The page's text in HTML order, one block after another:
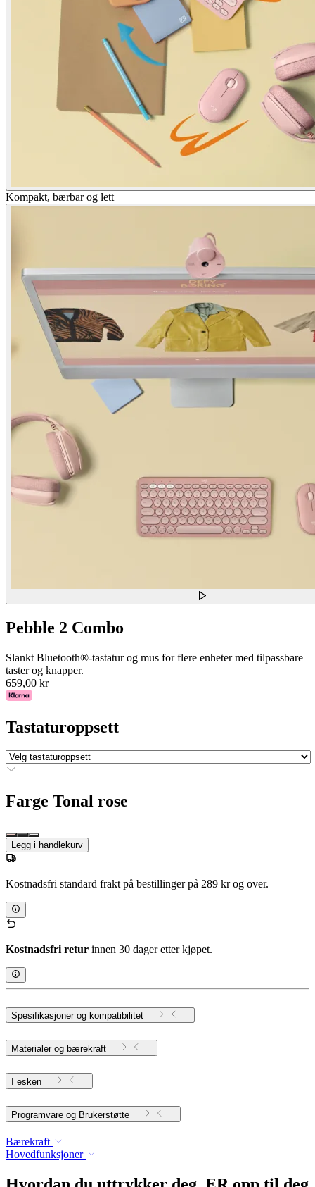
Kompakt, bærbar og lett
Pebble 2 Combo
Slankt Bluetooth®-tastatur og mus for flere enheter med tilpassbare
taster og knapper.
659,00 kr
Tastaturoppsett
Farge Tonal rose
Legg i handlekurv
Kostnadsfri standard frakt på bestillinger på 289 kr og over.
Kostnadsfri retur innen 30 dager etter kjøpet.
Spesifikasjoner og kompatibilitet
Materialer og bærekraft
I esken
Programvare og Brukerstøtte
Bærekraft
Hovedfunksjoner